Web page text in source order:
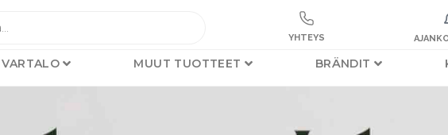
YHTEYS
VARTALO MUUT TUOTTEET BRÄNDIT